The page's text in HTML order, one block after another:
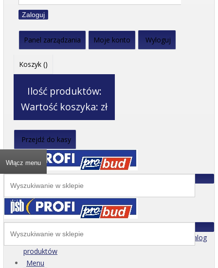
Zaloguj
Panel zarządzania Moje konto Wyloguj
Koszyk ()
Ilość produktów:
Wartość koszyka: zł
Przejdź do kasy
Włącz menu
Katalog
produktów
Menu